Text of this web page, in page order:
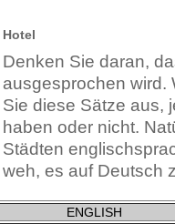
Hotel
Denken Sie daran,
ausgesprochen wird.
Sie diese Sätze aus,
haben oder nicht.
Städten
weh, es auf Deutsch
ENGLISH